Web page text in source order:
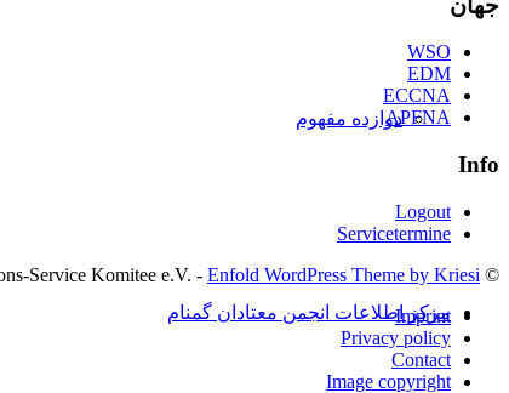
دوازده مفهوم
مرکز اطلاعات انجمن معتادان گمنام
WSO
EDM
ECCNA
APFNA
Info
Logout
Servicetermine
© Narcotics Anonymous Regions-Service Komitee e.V. -
Enfold WordPress Theme by Kriesi
Imprint
Privacy policy
Contact
Image copyright